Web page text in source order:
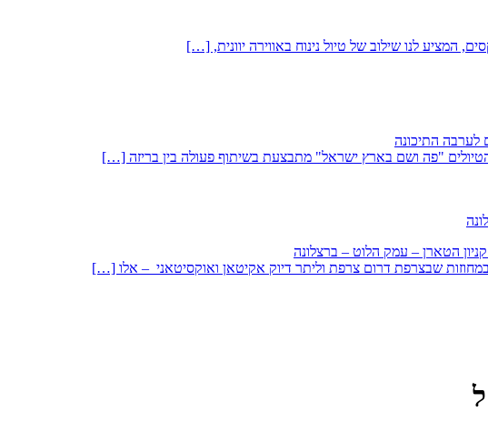
המציע לנו שילוב של טיול נינוח באווירה יוונית, […]
"פה ושם בארץ ישראל" מתבצעת בשיתוף פעולה בין בריזה […]
הטארן – עמק הלוט – ברצלונה
שבצרפת דרום צרפת וליתר דיוק אקיטאן ואוקסיטאני – אלו […]